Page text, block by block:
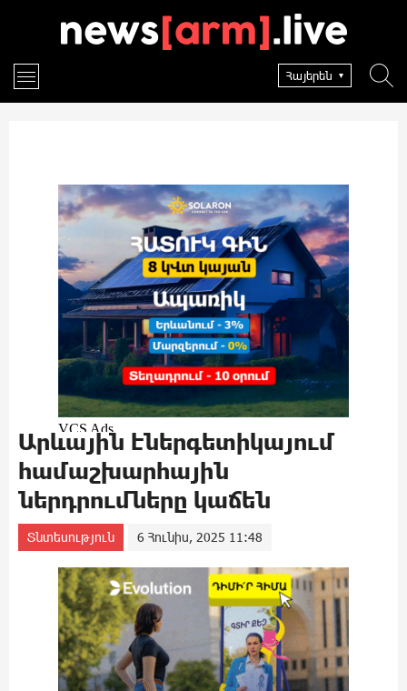
Հայերեն
Արևային էներգետիկայում
համաշխարհային
ներդրումները կաճեն
Տնտեսություն 6 Հունիս, 2025 11:48